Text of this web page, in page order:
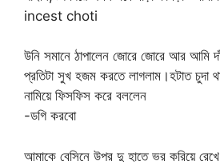
incest choti
উনি সমানে ঠাপালেন জোরে জোরে আর আমি
প্রতিটা সুখ হজম করতে লাগলাম।হটাত চুদা
নামিয়ে ফিসফিস করে বললেন
-ডগি করবো
আমাকে বেসিনে উপর দু হাতে ভর করিয়ে